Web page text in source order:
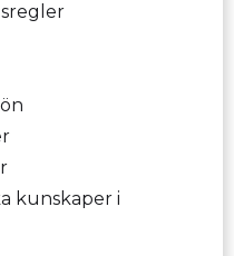
kunskaper i